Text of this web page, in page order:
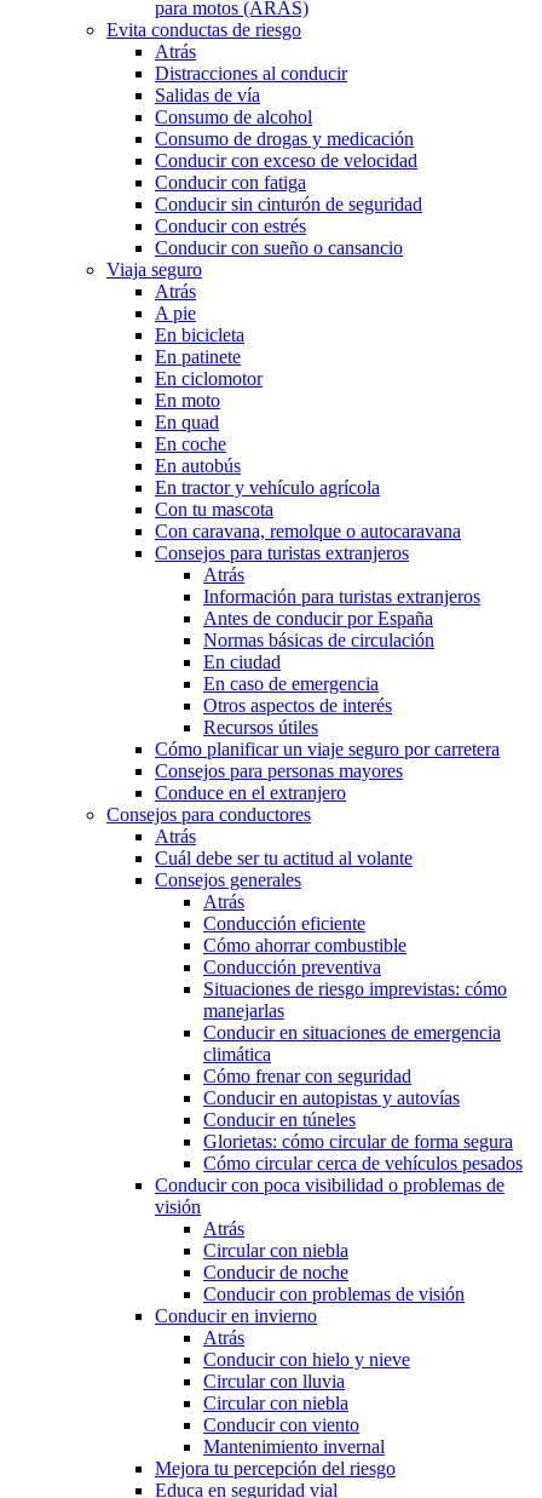
para motos (ARAS)
Evita conductas de riesgo
Atrás
Distracciones al conducir
Salidas de vía
Consumo de alcohol
Consumo de drogas y medicación
Conducir con exceso de velocidad
Conducir con fatiga
Conducir sin cinturón de seguridad
Conducir con estrés
Conducir con sueño o cansancio
Viaja seguro
Atrás
A pie
En bicicleta
En patinete
En ciclomotor
En moto
En quad
En coche
En autobús
En tractor y vehículo agrícola
Con tu mascota
Con caravana, remolque o autocaravana
Consejos para turistas extranjeros
Atrás
Información para turistas extranjeros
Antes de conducir por España
Normas básicas de circulación
En ciudad
En caso de emergencia
Otros aspectos de interés
Recursos útiles
Cómo planificar un viaje seguro por carretera
Consejos para personas mayores
Conduce en el extranjero
Consejos para conductores
Atrás
Cuál debe ser tu actitud al volante
Consejos generales
Atrás
Conducción eficiente
Cómo ahorrar combustible
Conducción preventiva
Situaciones de riesgo imprevistas: cómo
manejarlas
Conducir en situaciones de emergencia
climática
Cómo frenar con seguridad
Conducir en autopistas y autovías
Conducir en túneles
Glorietas: cómo circular de forma segura
Cómo circular cerca de vehículos pesados
Conducir con poca visibilidad o problemas de
visión
Atrás
Circular con niebla
Conducir de noche
Conducir con problemas de visión
Conducir en invierno
Atrás
Conducir con hielo y nieve
Circular con lluvia
Circular con niebla
Conducir con viento
Mantenimiento invernal
Mejora tu percepción del riesgo
Educa en seguridad vial